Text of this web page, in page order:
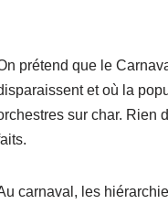
prétend que le
et où la
sur char. Rien
carnaval, les